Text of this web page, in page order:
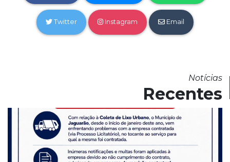
Twitter Instagram Email
Notícias
Recentes